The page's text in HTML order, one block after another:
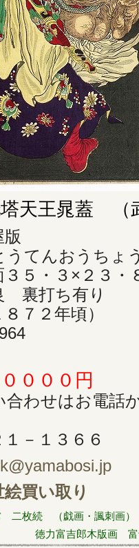
天王晁蓋 （
てんおうちょ
５・３×２３・
裏打ち有り
７２年頃）
００円
合わせはお電話
－１３６６
絵買い取り
二枚続 （戯画・諷刺画）
徳力富吉郎木版画